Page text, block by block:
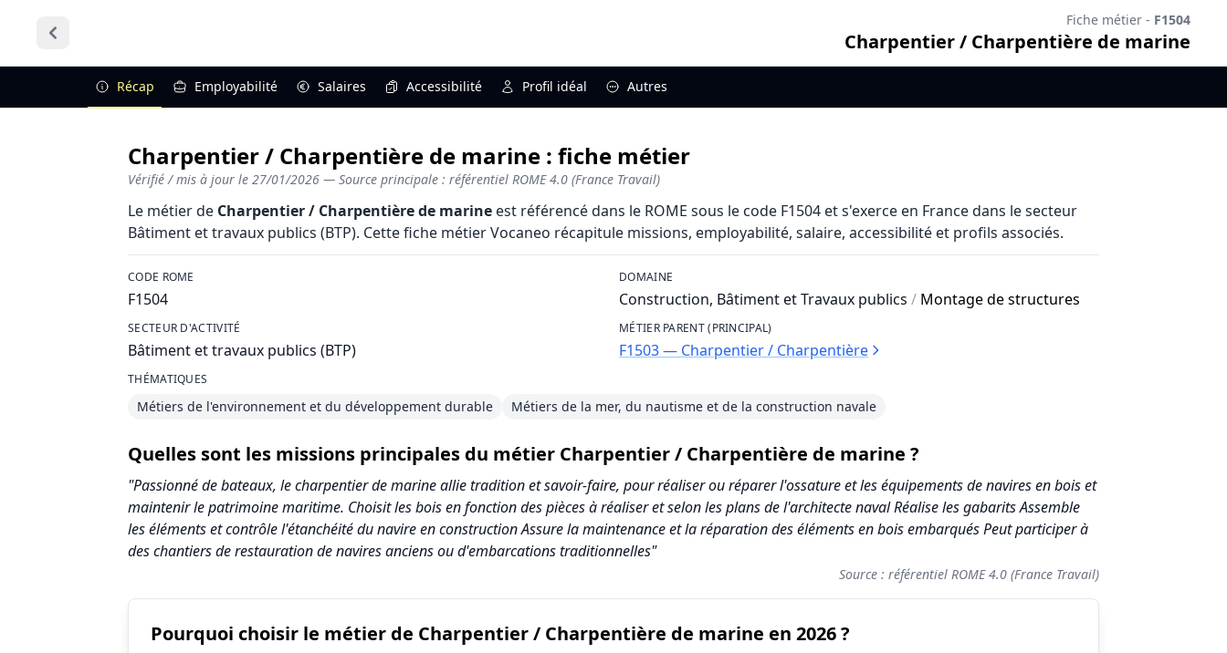
Fiche métier - F1504
Charpentier / Charpentière de marine
Récap Employabilité Salaires Accessibilité Profil idéal Autres
Charpentier / Charpentière de marine : fiche métier
Vérifié / mis à jour le 27/01/2026 — Source principale : référentiel ROME 4.0 (France Travail)
Le métier de Charpentier / Charpentière de marine est référencé dans le ROME sous le code F1504 et s'exerce en France dans le secteur
Bâtiment et travaux publics (BTP). Cette fiche métier Vocaneo récapitule missions, employabilité, salaire, accessibilité et profils associés.
CODE ROME
F1504
DOMAINE
Construction, Bâtiment et Travaux publics / Montage de structures
SECTEUR D'ACTIVITÉ
Bâtiment et travaux publics (BTP)
MÉTIER PARENT (PRINCIPAL)
F1503 — Charpentier / Charpentière
THÉMATIQUES
Métiers de l'environnement et du développement durable Métiers de la mer, du nautisme et de la construction navale
Quelles sont les missions principales du métier Charpentier / Charpentière de marine ?
"Passionné de bateaux, le charpentier de marine allie tradition et savoir-faire, pour réaliser ou réparer l'ossature et les équipements de navires en bois et
maintenir le patrimoine maritime. Choisit les bois en fonction des pièces à réaliser et selon les plans de l'architecte naval Réalise les gabarits Assemble
les éléments et contrôle l'étanchéité du navire en construction Assure la maintenance et la réparation des éléments en bois embarqués Peut participer à
des chantiers de restauration de navires anciens ou d'embarcations traditionnelles"
Source : référentiel ROME 4.0 (France Travail)
Pourquoi choisir le métier de Charpentier / Charpentière de marine en 2026 ?
Synthèse des scores du métier Charpentier / Charpentière de marine